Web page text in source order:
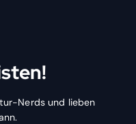
Nerds und lieben